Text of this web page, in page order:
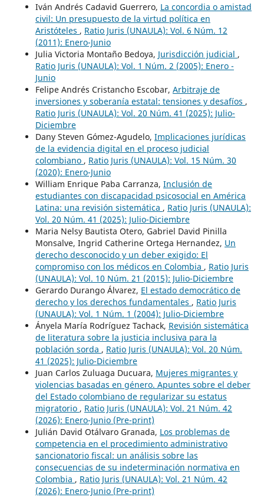
Iván Andrés Cadavid Guerrero, La concordia o amistad
civil: Un presupuesto de la virtud política en
Aristóteles , Ratio Juris (UNAULA): Vol. 6 Núm. 12
(2011): Enero-Junio
Julia Victoria Montaño Bedoya, Jurisdicción judicial ,
Ratio Juris (UNAULA): Vol. 1 Núm. 2 (2005): Enero -
Junio
Felipe Andrés Cristancho Escobar, Arbitraje de
inversiones y soberanía estatal: tensiones y desafíos ,
Ratio Juris (UNAULA): Vol. 20 Núm. 41 (2025): Julio-
Diciembre
Dany Steven Gómez-Agudelo, Implicaciones jurídicas
de la evidencia digital en el proceso judicial
colombiano , Ratio Juris (UNAULA): Vol. 15 Núm. 30
(2020): Enero-Junio
William Enrique Paba Carranza, Inclusión de
estudiantes con discapacidad psicosocial en América
Latina: una revisión sistemática , Ratio Juris (UNAULA):
Vol. 20 Núm. 41 (2025): Julio-Diciembre
Maria Nelsy Bautista Otero, Gabriel David Pinilla
Monsalve, Ingrid Catherine Ortega Hernandez, Un
derecho desconocido y un deber exigido: El
compromiso con los médicos en Colombia , Ratio Juris
(UNAULA): Vol. 10 Núm. 21 (2015): Julio-Diciembre
Gerardo Durango Álvarez, El estado democrático de
derecho y los derechos fundamentales , Ratio Juris
(UNAULA): Vol. 1 Núm. 1 (2004): Julio-Diciembre
Ányela María Rodríguez Tachack, Revisión sistemática
de literatura sobre la justicia inclusiva para la
población sorda , Ratio Juris (UNAULA): Vol. 20 Núm.
41 (2025): Julio-Diciembre
Juan Carlos Zuluaga Ducuara, Mujeres migrantes y
violencias basadas en género. Apuntes sobre el deber
del Estado colombiano de regularizar su estatus
migratorio , Ratio Juris (UNAULA): Vol. 21 Núm. 42
(2026): Enero-Junio (Pre-print)
Julián David Otálvaro Granada, Los problemas de
competencia en el procedimiento administrativo
sancionatorio fiscal: un análisis sobre las
consecuencias de su indeterminación normativa en
Colombia , Ratio Juris (UNAULA): Vol. 21 Núm. 42
(2026): Enero-Junio (Pre-print)